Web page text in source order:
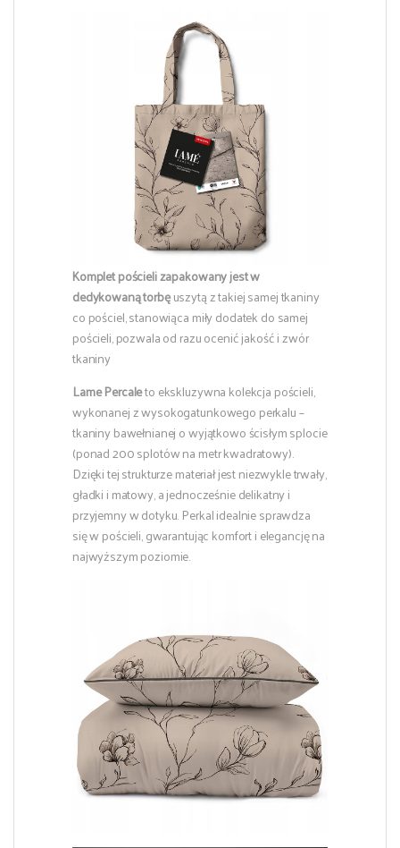
Komplet pościeli zapakowany jest w
dedykowaną torbęuszytą z takiej samej tkaniny
co pościel, stanowiąca miły dodatek do samej
pościeli, pozwala od razu ocenić jakość i zwór
tkaniny
Lame Percaleto ekskluzywna kolekcja pościeli,
wykonanej z wysokogatunkowego perkalu –
tkaniny bawełnianej o wyjątkowo ścisłym splocie
(ponad 200 splotów na metr kwadratowy).
Dzięki tej strukturze materiał jest niezwykle trwały,
gładki i matowy, a jednocześnie delikatny i
przyjemny w dotyku. Perkal idealnie sprawdza
się w pościeli, gwarantując komfort i elegancję na
najwyższym poziomie.